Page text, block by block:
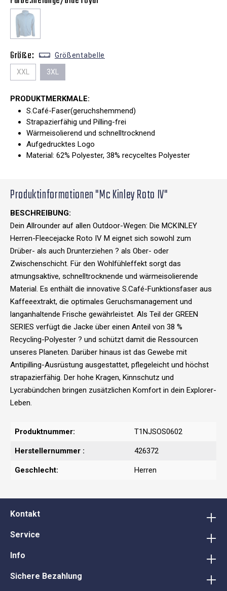
Größe: Größentabelle
XXL 3XL
PRODUKTMERKMALE:
S.Café-Faser(geruchshemmend)
Strapazierfähig und Pilling-frei
Wärmeisolierend und schnelltrocknend
Aufgedrucktes Logo
Material: 62% Polyester, 38% recyceltes Polyester
Produktinformationen "Mc Kinley Roto IV"
BESCHREIBUNG:
Dein Allrounder auf allen Outdoor-Wegen: Die MCKINLEY
Herren-Fleecejacke Roto IV M eignet sich sowohl zum
Drüber- als auch Drunterziehen ? als Ober- oder
Zwischenschicht. Für den Wohlfühleffekt sorgt das
atmungsaktive, schnelltrocknende und wärmeisolierende
Material. Es enthält die innovative S.Café-Funktionsfaser aus
Kaffeeextrakt, die optimales Geruchsmanagement und
langanhaltende Frische gewährleistet. Als Teil der GREEN
SERIES verfügt die Jacke über einen Anteil von 38 %
Recycling-Polyester ? und schützt damit die Ressourcen
unseres Planeten. Darüber hinaus ist das Gewebe mit
Antipilling-Ausrüstung ausgestattet, pflegeleicht und höchst
strapazierfähig. Der hohe Kragen, Kinnschutz und
Lycrabündchen bringen zusätzlichen Komfort in dein Explorer-
Leben.
Produktnummer: T1NJSOS0602
Herstellernummer : 426372
Geschlecht: Herren
Kontakt
Service
Info
Sichere Bezahlung